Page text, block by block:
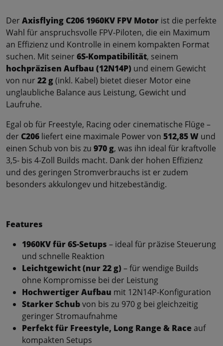
DerAxisflying C206 1960KV FPV Motor ist die perfekte
Wahl für anspruchsvolle FPV-Piloten, die ein Maximum
an Effizienz und Kontrolle in einem kompakten Format
suchen. Mit seiner6S-Kompatibilität, seinem
hochpräzisen Aufbau (12N14P) und einem Gewicht
von nur22 g(inkl. Kabel) bietet dieser Motor eine
unglaubliche Balance aus Leistung, Gewicht und
Laufruhe.
Egal ob für Freestyle, Racing oder cinematische Flüge –
der C206 liefert eine maximale Power von 512,85 W und
einen Schub von bis zu 970 g, was ihn ideal für kraftvolle
3,5- bis 4-Zoll Builds macht. Dank der hohen Effizienz
und des geringen Stromverbrauchs ist er zudem
besonders akkulongev und hitzebeständig.
Features
1960KV für 6S-Setups – ideal für präzise Steuerung
und schnelle Reaktion
Leichtgewicht (nur 22 g) – für wendige Builds
ohne Kompromisse bei der Leistung
Hochwertiger Aufbau mit 12N14P-Konfiguration
Starker Schubvon bis zu 970 g bei gleichzeitig
geringer Stromaufnahme
Perfekt für Freestyle, Long Range & Race auf
kompakten Setups